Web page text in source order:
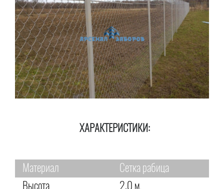
ХАРАКТЕРИСТИКИ:
Материал
Сетка рабица
Высота
2,0 м.